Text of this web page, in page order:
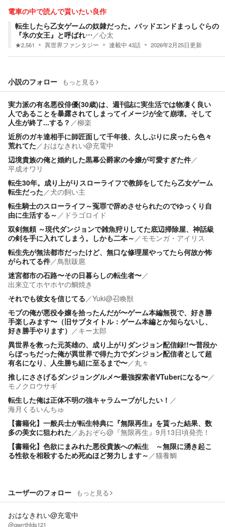
電車の中で読んで貰いたい良作
転生したら乙女ゲームの奴隷だった。バッドエンドまっしぐらの
『氷の女王』と呼ばれ…／心太
★2,561 異世界ファンタジー 連載中 43話 2026年2月25日更新
小説のフォロー もっと見る
実力派の有名悪役俳優(30歳)は、週刊誌に実生活では物凄く良い
人であることを暴露されてしまってイメージが全て崩壊。そして
人生が終了...する？ ／柳楽
近所のガキ達相手に師匠面して千年後、久しぶりに戻ったら色々
荒れてた／おはなきれい@充電中
辺境貴族の俺と婚約した黒幕公爵家の令嬢が可愛すぎた件／
平成オワリ
転生30年。成り上がりスローライフで教師をしてたら乙女ゲーム
転生だった／犬の飼い主
転生騎士のスローライフ～冤罪で辞めさせられたのでゆっくり自
由に生活する～ ／ ドラゴロイド
双剣無頼 ～現代ダンジョンで雑魚狩りしてた底辺掃除屋、神話級
の剣を手に入れてしまう。しかも二本～ ／モモンガ・アイリス
転生先が無法都市だったけど、無口な修理屋やってたら何故か怖
がられてる件／鳥獣跋扈
迷宮都市の石路〜その日暮らしの転生者〜／
出来立てホヤホヤの鯛焼き
それでも彼女を信じてる／Yuki@召喚獣
モブの俺が悪役令嬢を拾ったんだが〜ゲーム本編無視で、好き勝
手楽しみます〜（旧サブタイトル：ゲーム本編とか知らないし、
好き勝手やります） ／キー太郎
異世界を救った元英雄の、成り上がりダンジョン配信録!!〜普段か
らぼっちだった俺が異世界で得た力でダンジョン配信者として超
有名になり、人生勝ち組に至るまで〜／丸々
推しにささげるダンジョングルメ〜最強探索者VTuberになる〜／
モノクロウサギ
転生した俺は正体不明の強キャラムーブがしたい！ ／
海月くるいんちゅ
【書籍化】一般兵士が転生特典に『無限再生』を貰った結果、数
多の美女に狙われた／あおぞら@『無限再生』9月13日頃発売！
【書籍化】色欲にまみれた悪役貴族への転生 ～無限に湧き起こ
る性欲を相殺するため死ぬほど努力します～ ／猫養鯛
ユーザーのフォロー もっと見る
おはなきれい@充電中
@qwrrthfds121